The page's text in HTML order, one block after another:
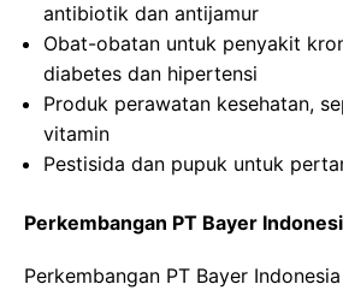
antibiotik dan antijamur
Obat-obatan untuk penyakit
diabetes dan hipertensi
Produk perawatan kesehatan,
vitamin
Pestisida dan pupuk untuk
Perkembangan PT Bayer
Perkembangan PT Bayer